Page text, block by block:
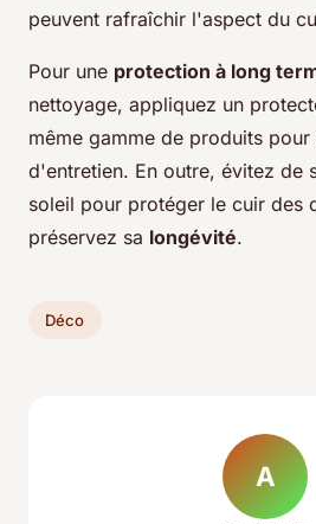
peuvent rafraîchir l'aspect du
Pour une protection à long
nettoyage, appliquez un
même gamme de produits
d'entretien. En outre, évitez de
soleil pour protéger le cuir des
préservez sa longévité.
Déco
A